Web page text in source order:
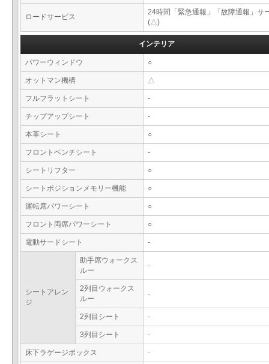
ロードサービス
24時間「緊急通報」「故障通報」サ
(△)
インテリア
パワーウィンドウ ○
オットマン機構 △
フルフラットシート -
チップアップシート -
本革シート ○
フロントベンチシート -
シートリフター ○
シートポジションメモリー機能 ○
運転席パワーシート ○
フロント両席パワーシート ○
電動サードシート -
シートアレン
ジ
助手席ウォークス
ルー
-
2列目ウォークス
ルー
-
2列目シート -
3列目シート -
床下ラゲージボックス -